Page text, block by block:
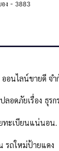
อง - 3883
อนไลน์ขายดี จำ
อดภัยเรื่อง ธุรก
ทะเบียนแน่นอน.
รถใหม่ป้ายแดง